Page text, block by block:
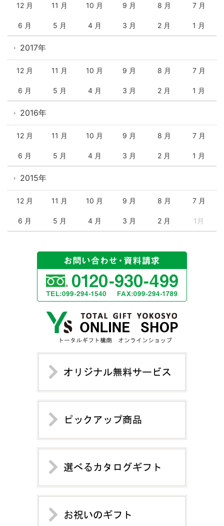
12 月 11 月 10 月 9 月 8 月 7 月
6 月 5 月 4 月 3 月 2 月 1 月
2017年
12 月 11 月 10 月 9 月 8 月 7 月
6 月 5 月 4 月 3 月 2 月 1 月
2016年
12 月 11 月 10 月 9 月 8 月 7 月
6 月 5 月 4 月 3 月 2 月 1 月
2015年
12 月 11 月 10 月 9 月 8 月 7 月
6 月 5 月 4 月 3 月 2 月 1月